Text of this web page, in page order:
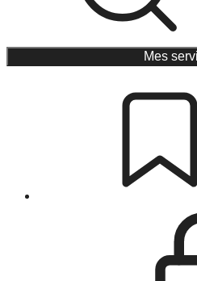
Mes